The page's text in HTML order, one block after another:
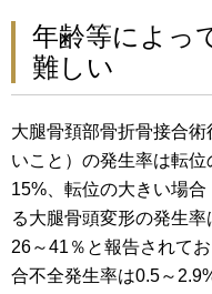
年齢等によっ
難しい
大腿骨頚部骨折骨接合
いこと）の発生率は転
15%、転位の大きい場
る大腿骨頭変形の発生
26～41％と報告されて
合不全発生率は0.5～